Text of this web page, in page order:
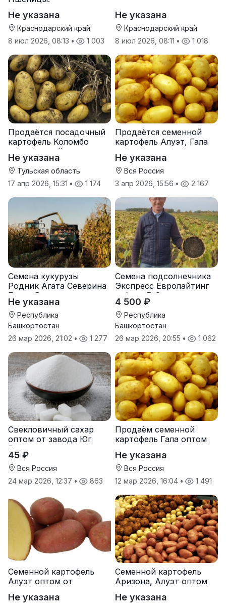
Не указана
Краснодарский край
8 июл 2026, 08:13 • 1 003
Не указана
Краснодарский край
8 июл 2026, 08:11 • 1 018
Продаётся посадочный
картофель Коломбо
оптом от трёх тонн
Не указана
Тульская область
17 апр 2026, 15:31 • 1 174
Продаётся семенной
картофель Алуэт, Гала
Не указана
Вся Россия
3 апр 2026, 15:56 • 2 167
Семена кукурузы
Родник Агата Северина
Берта Вилора
Прохладненский Дарина
Росс Машук Катерина
Не указана
Республика
Башкортостан
26 мар 2026, 21:02 • 1 277
Семена подсолнечника
Экспресс Евролайтинг
гибрид F-G+
4 500 ₽
Республика
Башкортостан
26 мар 2026, 20:55 • 1 062
Свекловичный сахар
оптом от завода Юг
Руси
45 ₽
Вся Россия
24 мар 2026, 12:37 • 863
Продаём семенной
картофель Гала оптом
Не указана
Вся Россия
12 мар 2026, 16:04 • 1 491
Семенной картофель
Алуэт оптом от
Не указана
Семенной картофель
Аризона, Алуэт оптом
Не указана